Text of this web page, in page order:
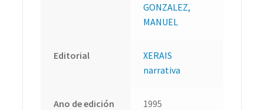
GONZALEZ,
MANUEL
Editorial
XERAIS
narrativa
Ano de edición 1995